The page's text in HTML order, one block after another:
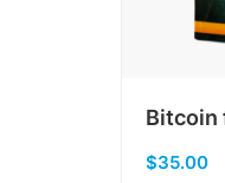
Bitcoin
$35.00